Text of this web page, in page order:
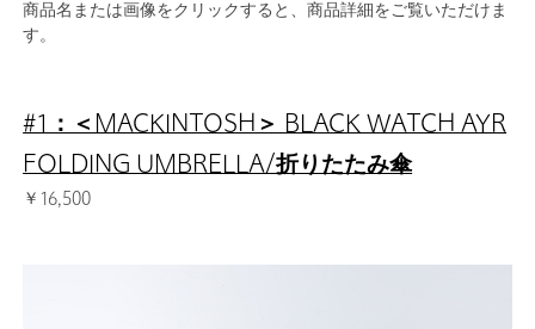
商品名または画像をクリックすると、商品詳細をご覧いただけま
す。
#1：＜MACKINTOSH＞ BLACK WATCH AYR
FOLDING UMBRELLA/折りたたみ傘
￥16,500